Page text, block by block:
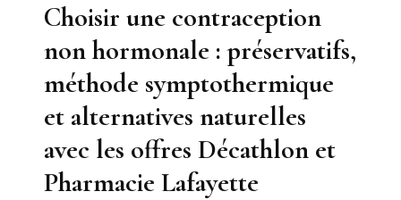
Choisir une contraception
non hormonale : préservatifs,
méthode symptothermique
et alternatives naturelles
avec les offres Décathlon et
Pharmacie Lafayette